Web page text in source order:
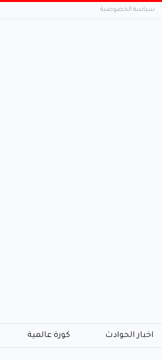
سياسة الخصوصية
اخبار الحوادث كورة عالمية